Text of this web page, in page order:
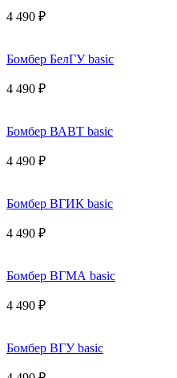
4 490 ₽
Бомбер БелГУ basic
4 490 ₽
Бомбер ВАВТ basic
4 490 ₽
Бомбер ВГИК basic
4 490 ₽
Бомбер ВГМА basic
4 490 ₽
Бомбер ВГУ basic